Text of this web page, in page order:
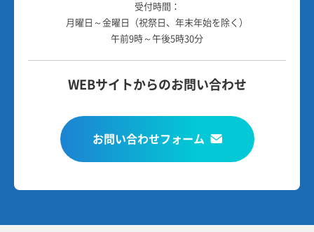
受付時間：
月曜日～金曜日（祝祭日、年末年始を除く）
午前9時～午後5時30分
WEBサイトからのお問い合わせ
お問い合わせフォーム